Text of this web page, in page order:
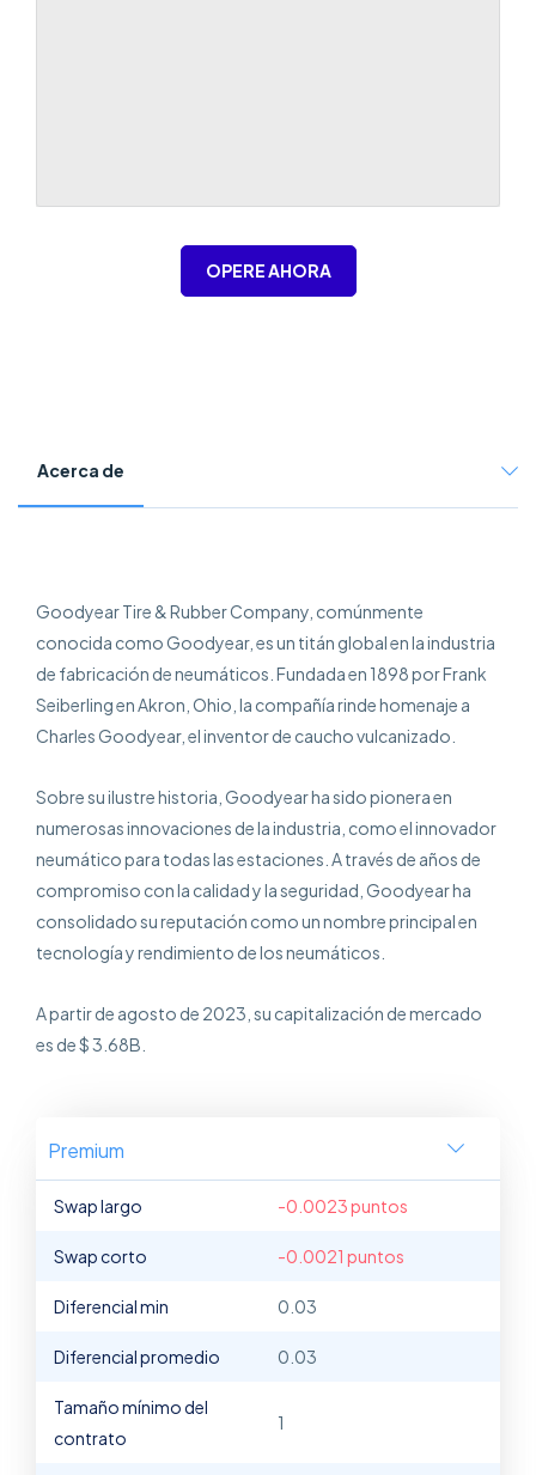
OPERE AHORA
Acerca de
Goodyear Tire & Rubber Company, comúnmente
conocida como Goodyear, es un titán global en la industria
de fabricación de neumáticos. Fundada en 1898 por Frank
Seiberling en Akron, Ohio, la compañía rinde homenaje a
Charles Goodyear, el inventor de caucho vulcanizado.
Sobre su ilustre historia, Goodyear ha sido pionera en
numerosas innovaciones de la industria, como el innovador
neumático para todas las estaciones. A través de años de
compromiso con la calidad y la seguridad, Goodyear ha
consolidado su reputación como un nombre principal en
tecnología y rendimiento de los neumáticos.
A partir de agosto de 2023, su capitalización de mercado
es de $ 3.68B.
Premium
Swap largo -0.0023 puntos
Swap corto -0.0021 puntos
Diferencial min 0.03
Diferencial promedio 0.03
Tamaño mínimo del
contrato
1